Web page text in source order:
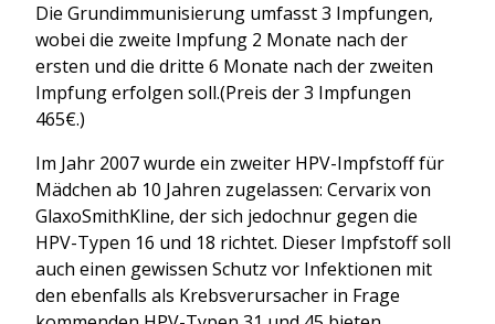
Die Grundimmunisierung umfasst 3 Impfungen,
wobei die zweite Impfung 2 Monate nach der
ersten und die dritte 6 Monate nach der zweiten
Impfung erfolgen soll.(Preis der 3 Impfungen
465€.)
Im Jahr 2007 wurde ein zweiter HPV-Impfstoff für
Mädchen ab 10 Jahren zugelassen: Cervarix von
GlaxoSmithKline, der sich jedochnur gegen die
HPV-Typen 16 und 18 richtet. Dieser Impfstoff soll
auch einen gewissen Schutz vor Infektionen mit
den ebenfalls als Krebsverursacher in Frage